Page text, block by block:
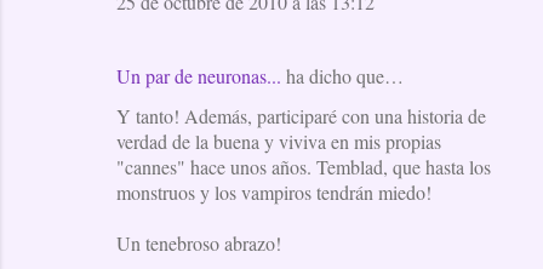
Un par de neuronas... ha dicho que…
Y tanto! Además, participaré con una historia de
verdad de la buena y viviva en mis propias
"cannes" hace unos años. Temblad, que hasta los
monstruos y los vampiros tendrán miedo!
Un tenebroso abrazo!